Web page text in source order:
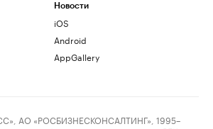
Новости
iOS
Android
AppGallery
АО «РОСБИЗНЕСКОНСАЛТИНГ», 1995–